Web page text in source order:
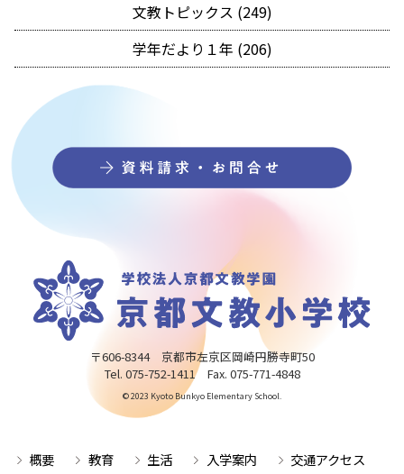
文教トピックス (249)
学年だより１年 (206)
〒606-8344 京都市左京区岡崎円勝寺町50
Tel. 075-752-1411 Fax. 075-771-4848
© 2023 Kyoto Bunkyo Elementary School.
概要 教育 生活 入学案内 交通アクセス